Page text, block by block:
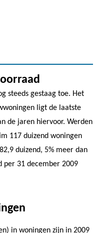
steeds gestaag toe. Het
ligt de laatste
de jaren hiervoor. Werden
117 duizend woningen
duizend, 5% meer dan
per 31 december 2009
in woningen zijn in 2009